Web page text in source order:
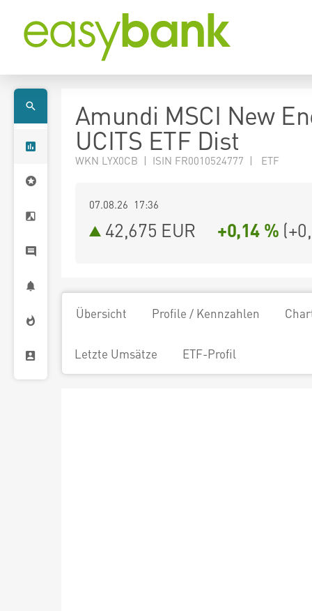
Amundi MSCI New
UCITS ETF Dist
WKN LYX0CB | ISIN FR0010524777 | ETF
07.08.26 17:36
42,675 EUR +0,14 % (
Übersicht Profile / Kennzahlen
Letzte Umsätze ETF-Profil